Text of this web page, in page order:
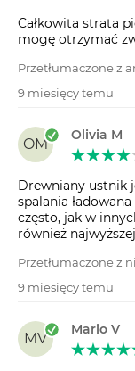
Całkowita strata
mogę otrzymać
Przetłumaczone z
9 miesięcy temu
OM
Olivia M
Drewniany ustnik
spalania
często, jak w
również
Przetłumaczone z
9 miesięcy temu
MV
Mario V